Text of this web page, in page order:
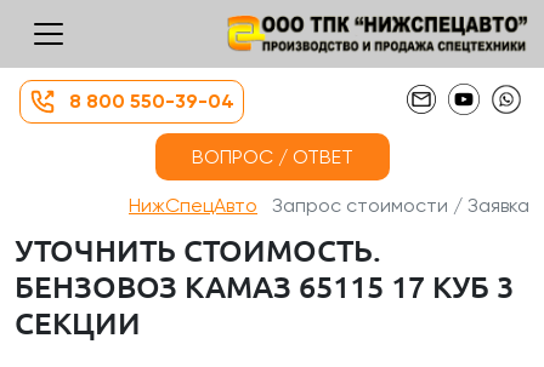
8 800 550-39-04
ВОПРОС / ОТВЕТ
НижСпецАвто Запрос стоимости / Заявка
УТОЧНИТЬ СТОИМОСТЬ.
БЕНЗОВОЗ КАМАЗ 65115 17 КУБ 3
СЕКЦИИ